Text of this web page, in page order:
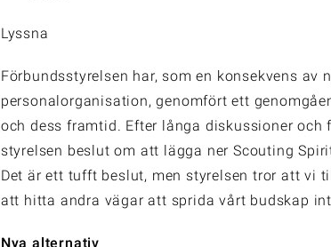
Lyssna
Förbundsstyrelsen har, som en konsekvens av
personalorganisation, genomfört ett
och dess framtid. Efter långa diskussioner
styrelsen beslut om att lägga ner Scouting
Det är ett tufft beslut, men styrelsen tror att vi
att hitta andra vägar att sprida vårt budskap
Nya alternativ